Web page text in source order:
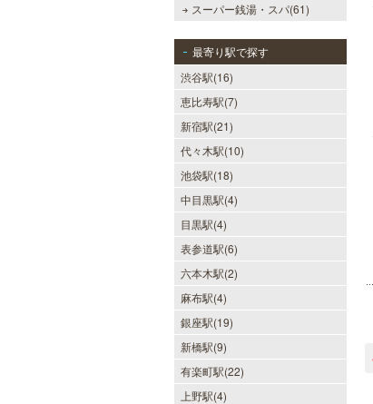
スーパー銭湯・スパ(61)
最寄り駅で探す
渋谷駅(16)
恵比寿駅(7)
新宿駅(21)
代々木駅(10)
池袋駅(18)
中目黒駅(4)
目黒駅(4)
表参道駅(6)
六本木駅(2)
麻布駅(4)
銀座駅(19)
新橋駅(9)
有楽町駅(22)
上野駅(4)